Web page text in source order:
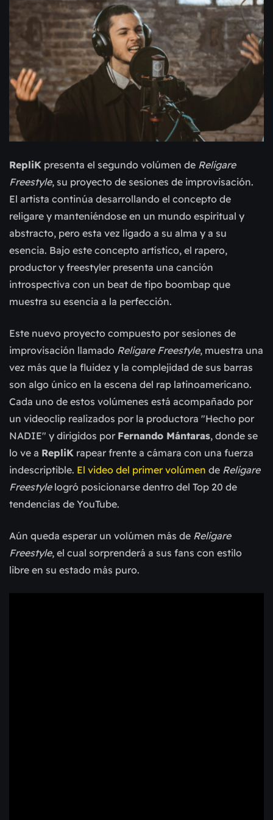
RepliK presenta el segundo volúmen de Religare
Freestyle, su proyecto de sesiones de improvisación.
El artista continúa desarrollando el concepto de
religare y manteniéndose en un mundo espiritual y
abstracto, pero esta vez ligado a su alma y a su
esencia. Bajo este concepto artístico, el rapero,
productor y freestyler presenta una canción
introspectiva con un beat de tipo boombap que
muestra su esencia a la perfección.
Este nuevo proyecto compuesto por sesiones de
improvisación llamado Religare Freestyle, muestra una
vez más que la fluidez y la complejidad de sus barras
son algo único en la escena del rap latinoamericano.
Cada uno de estos volúmenes está acompañado por
un videoclip realizados por la productora "Hecho por
NADIE" y dirigidos por Fernando Mántaras, donde se
lo ve a RepliK rapear frente a cámara con una fuerza
indescriptible. El video del primer volúmen de Religare
Freestylelogró posicionarse dentro del Top 20 de
tendencias de YouTube.
Aún queda esperar un volúmen más de Religare
Freestyle, el cual sorprenderá a sus fans con estilo
libre en su estado más puro.